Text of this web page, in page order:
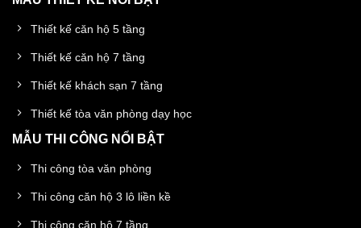
Thiết kế căn hộ 5 tầng
Thiết kế căn hộ 7 tầng
Thiết kế khách sạn 7 tầng
Thiết kế tòa văn phòng dạy học
MẪU THI CÔNG NỔI BẬT
Thi công tòa văn phòng
Thi công căn hộ 3 lô liền kề
Thi công căn hộ 7 tầng